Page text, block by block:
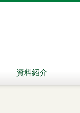
資料紹介